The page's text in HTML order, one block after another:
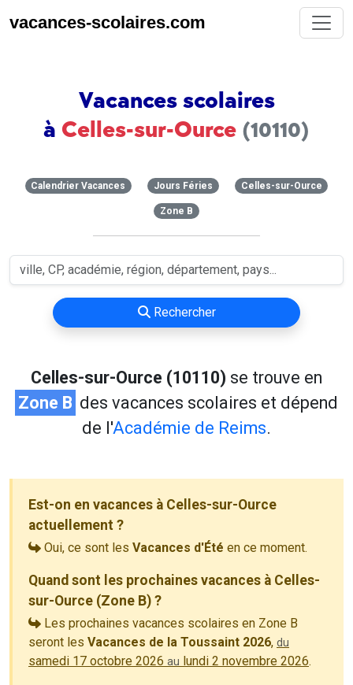
vacances-scolaires.com
Vacances scolaires
à Celles-sur-Ource (10110)
Calendrier Vacances Jours Féries Celles-sur-Ource
Zone B
Rechercher
Celles-sur-Ource (10110) se trouve en
Zone B des vacances scolaires et dépend
de l'Académie de Reims.
Est-on en vacances à Celles-sur-Ource
actuellement ?
Oui, ce sont les Vacances d'Été en ce moment.
Quand sont les prochaines vacances à Celles-
sur-Ource (Zone B) ?
Les prochaines vacances scolaires en Zone B
seront les Vacances de la Toussaint 2026, du
samedi 17 octobre 2026 au lundi 2 novembre 2026.